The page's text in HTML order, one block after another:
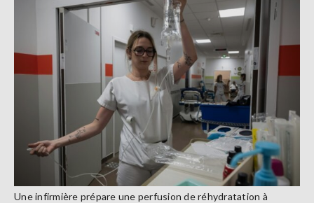
Une infirmière prépare une perfusion de réhydratation à